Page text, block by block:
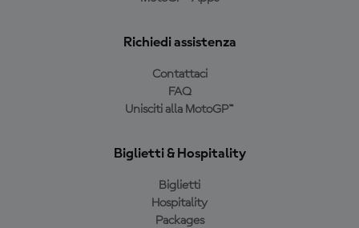
Richiedi assistenza
Contattaci
FAQ
Unisciti alla MotoGP™
Biglietti & Hospitality
Biglietti
Hospitality
Packages